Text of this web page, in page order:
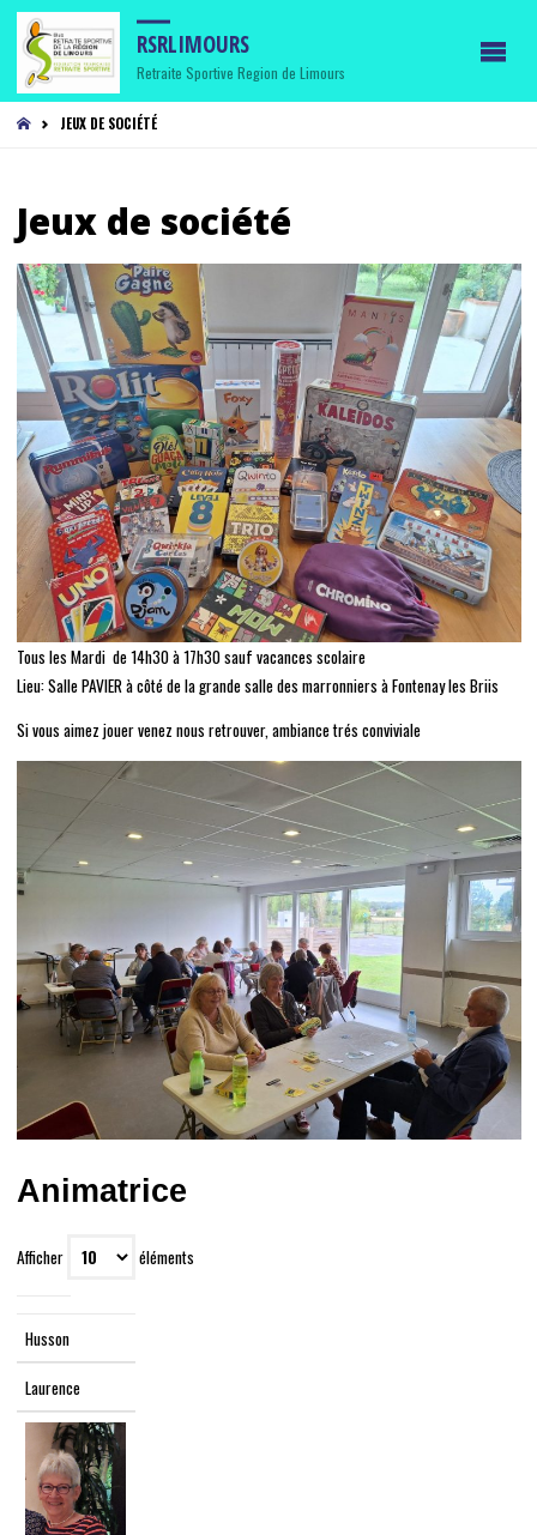
RSRLIMOURS
Retraite Sportive Region de Limours
HOMEJEUX DE SOCIÉTÉ
Jeux de société
Tous les Mardi de 14h30 à 17h30 sauf vacances scolaire
Lieu: Salle PAVIER à côté de la grande salle des marronniers à Fontenay les Briis
Si vous aimez jouer venez nous retrouver, ambiance trés conviviale
Animatrice
Afficher éléments
Husson
Laurence